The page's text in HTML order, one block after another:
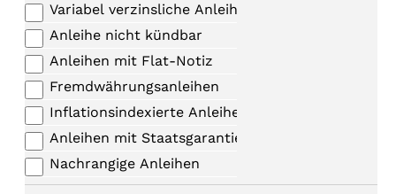
Variabel verzinsliche Anleihen
Anleihe nicht kündbar
Anleihen mit Flat-Notiz
Fremdwährungsanleihen
Inflationsindexierte Anleihen
Anleihen mit Staatsgarantie
Nachrangige Anleihen